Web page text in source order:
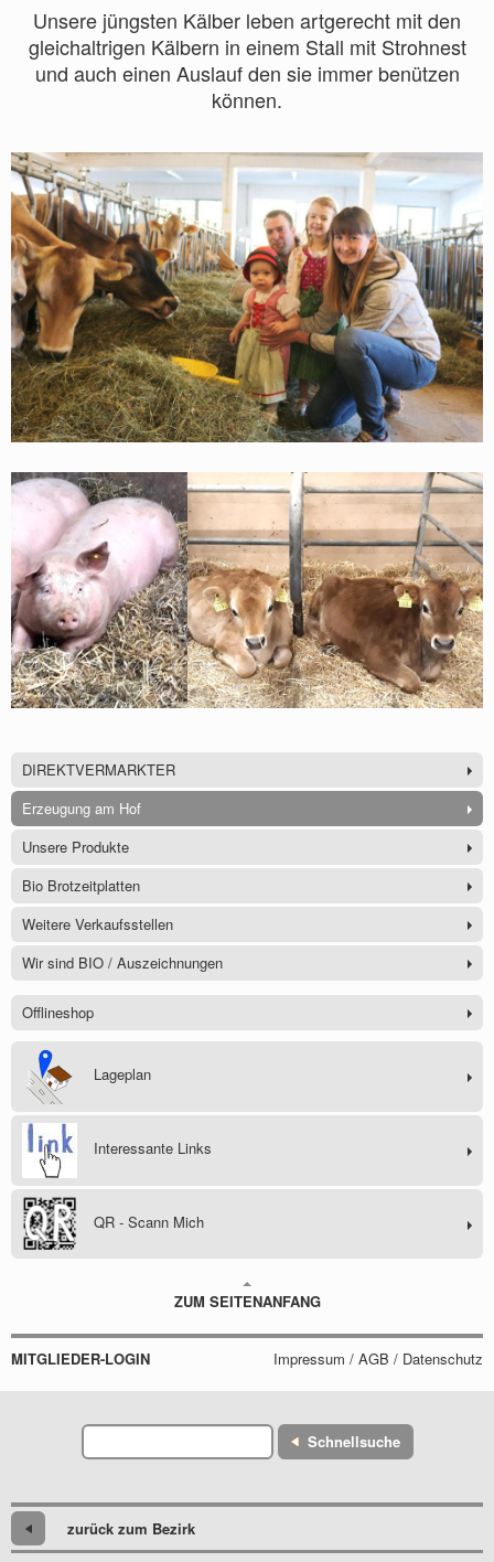
Unsere jüngsten Kälber leben artgerecht mit den
gleichaltrigen Kälbern in einem Stall mit Strohnest
und auch einen Auslauf den sie immer benützen
können.
DIREKTVERMARKTER
Erzeugung am Hof
Unsere Produkte
Bio Brotzeitplatten
Weitere Verkaufsstellen
Wir sind BIO / Auszeichnungen
Offlineshop
Lageplan
Interessante Links
QR - Scann Mich
ZUM SEITENANFANG
MITGLIEDER-LOGIN Impressum / AGB / Datenschutz
Schnellsuche
zurück zum Bezirk